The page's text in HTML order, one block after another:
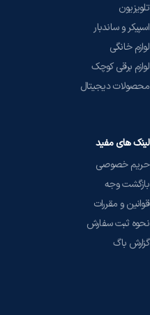
تلویزیون
اسپیکر و ساندبار
لوازم خانگی
لوازم برقی کوچک
محصولات دیجیتال
لینک های مفید
حریم خصوصی
بازگشت وجه
قوانین و مقررات
نحوه ثبت سفارش
گزارش باگ